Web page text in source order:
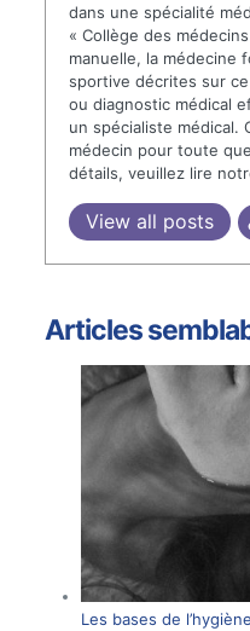
dans une spécialité
« Collège des
manuelle, la médecine
sportive décrites sur
ou diagnostic médical
un spécialiste médical.
médecin pour toute
détails, veuillez lire
View all posts
Articles
Les bases de